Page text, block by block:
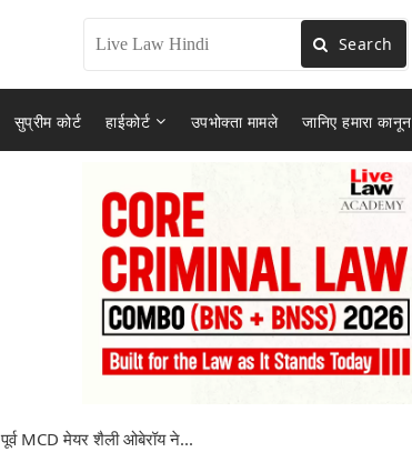
Search
सुप्रीम कोर्ट हाईकोर्ट उपभोक्ता मामले जानिए हमारा कानून
पूर्व MCD मेयर शैली ओबेरॉय ने...